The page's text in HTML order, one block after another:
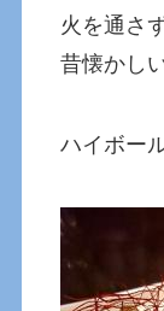
火を通さ
昔懐かし
ハイボー